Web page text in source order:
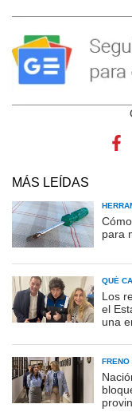
MÁS LEÍDAS
para
QUÉ
Los
el
una